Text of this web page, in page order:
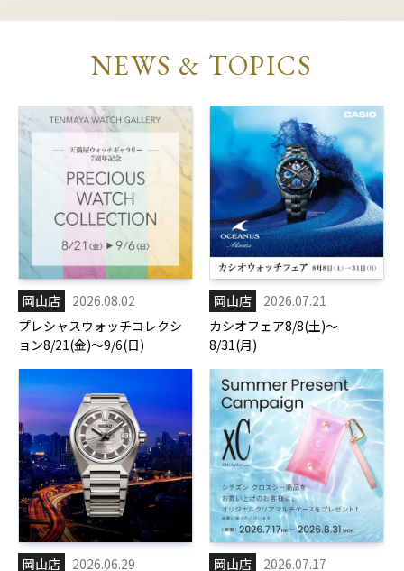
NEWS & TOPICS
岡山店
2026.08.02
プレシャスウォッチコレクシ
ョン8/21(金)～9/6(日)
岡山店
2026.07.21
カシオフェア8/8(土)～
8/31(月)
岡山店 2026.06.29 岡山店 2026.07.17